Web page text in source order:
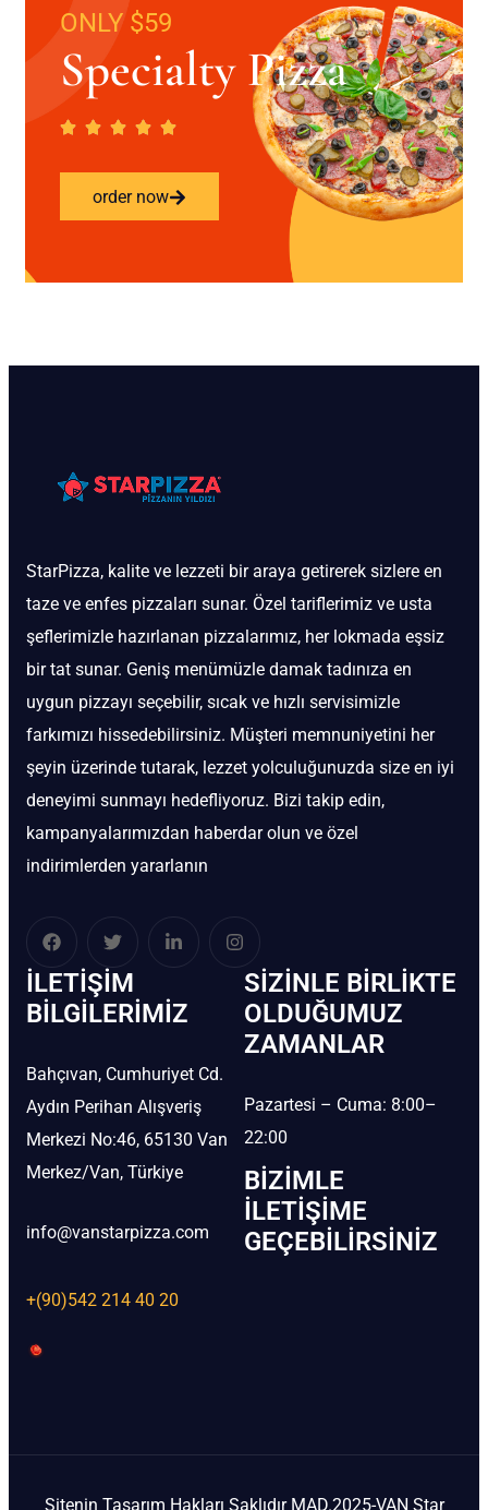
ONLY $59
Specialty Pizza
order now
StarPizza, kalite ve lezzeti bir araya getirerek sizlere en
taze ve enfes pizzaları sunar. Özel tariflerimiz ve usta
şeflerimizle hazırlanan pizzalarımız, her lokmada eşsiz
bir tat sunar. Geniş menümüzle damak tadınıza en
uygun pizzayı seçebilir, sıcak ve hızlı servisimizle
farkımızı hissedebilirsiniz. Müşteri memnuniyetini her
şeyin üzerinde tutarak, lezzet yolculuğunuzda size en iyi
deneyimi sunmayı hedefliyoruz. Bizi takip edin,
kampanyalarımızdan haberdar olun ve özel
indirimlerden yararlanın
İLETIŞIM
BİLGILERIMIZ
Bahçıvan, Cumhuriyet Cd.
Aydın Perihan Alışveriş
Merkezi No:46, 65130 Van
Merkez/Van, Türkiye
info@vanstarpizza.com
+(90)542 214 40 20
SIZINLE BIRLIKTE
OLDUĞUMUZ
ZAMANLAR
Pazartesi – Cuma: 8:00–
22:00
BIZIMLE
İLETIŞIME
GEÇEBILIRSINIZ
Sitenin Tasarım Hakları Saklıdır MAD.2025-VAN Star